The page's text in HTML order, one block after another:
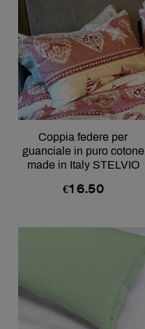
Coppia federe per
guanciale in puro cotone
made in Italy STELVIO
€16.50